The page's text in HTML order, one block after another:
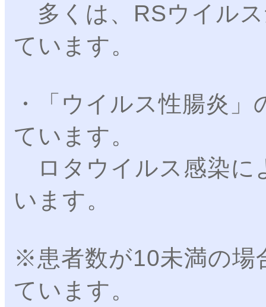
多くは、RSウイル
ています。
・「ウイルス性腸炎
ています。
ロタウイルス感染に
います。
※患者数が10未満の場
ています。